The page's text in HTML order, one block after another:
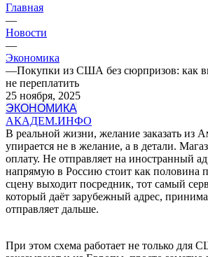
Главная
—
Новости
—
Экономика
—Покупки из США без сюрпризов: как
не переплатить
25 ноября, 2025
ЭКОНОМИКА
АКАДЕМ.ИНФО
В реальной жизни, желание заказать из
упирается не в желание, а в детали.
оплату. Не отправляет на иностранный
напрямую в Россию стоит как половина
сцену выходит посредник, тот самый
который даёт зарубежный адрес,
отправляет дальше.
При этом схема работает не только для